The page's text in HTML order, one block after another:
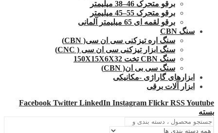
برقو متحرک 46–38 میلیمتر
برقو متحرک 55–45 میلیمتر
برقو لقمه ای 65 میلیمتر آلمانی
سنگ CBN
سنگ اره تیزکنی سی ان سی( CBN)
سنگ ابزار تیزکنی سی ان سی ( CNC)
سنگ CBN تخت 150X15X6X32
سنگ سی بی ان( CBN)
ابزارهای گاراژی -مکانیکی
ابزار آلات برقی
Facebook Twitter LinkedIn Instagram Flickr RSSYoutube
بسته